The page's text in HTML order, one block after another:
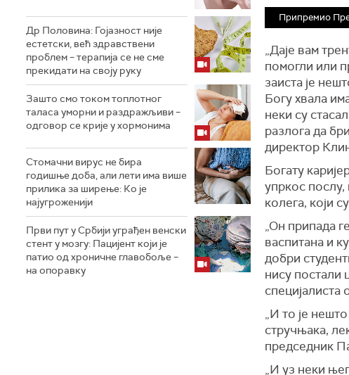
Др Половина: Гојазност није
естетски, већ здравствени
проблем – терапија се не сме
прекидати на своју руку
Зашто смо током топлотног
таласа уморни и раздражљиви –
одговор се крије у хормонима
Стомачни вирус не бира
годишње доба, али лети има више
прилика за ширење: Ко је
најугроженији
Први пут у Србији уграђен венски
стент у мозгу: Пацијент који је
патио од хроничне главобоље –
на опоравку
Припремиo
„Даје вам
помогли или
заиста је
Богу хвала
неки су
разлога да
директор
Богату
упркос послу,
колега, који
„Он припада
васпитана и
добри
нису постали
специјалиста
„И то је
стручњака,
председник
„И уз неки